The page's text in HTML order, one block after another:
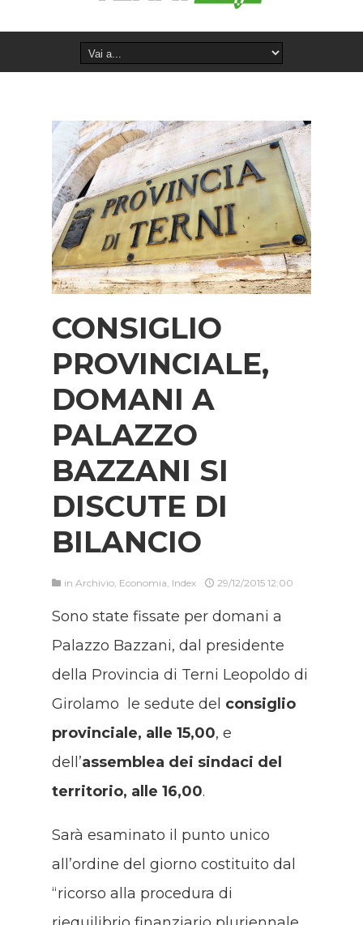
CONSIGLIO
PROVINCIALE,
DOMANI A
PALAZZO
BAZZANI SI
DISCUTE DI
BILANCIO
in Archivio Economia Index 29/12/2015 12:00
Sono state fissate per domani a
Palazzo Bazzani, dal presidente
della Provincia di Terni Leopoldo di
Girolamo le sedute del consiglio
provinciale, alle 15,00, e
dell’assemblea dei sindaci del
territorio, alle 16,00.
Sarà esaminato il punto unico
all’ordine del giorno costituito dal
“ricorso alla procedura di